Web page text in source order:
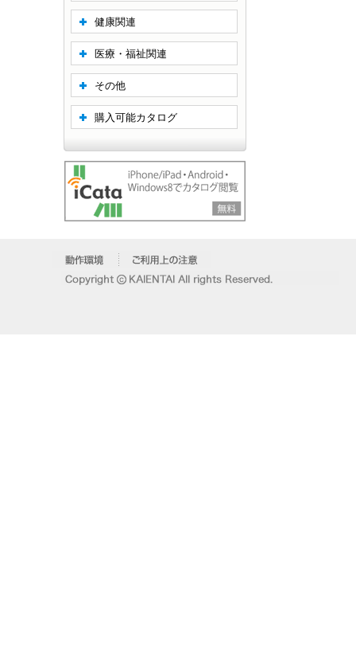
健康関連
医療・福祉関連
その他
購入可能カタログ